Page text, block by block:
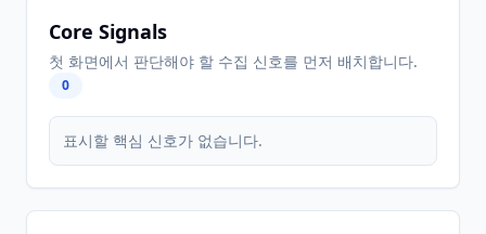
Core Signals
첫 화면에서 판단해야 할 수집 신호를 먼저 배치합니다.
0
표시할 핵심 신호가 없습니다.